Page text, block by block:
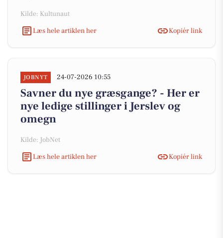
Kilde: Kultunaut
Læs hele artiklen her
Kopiér link
JOBNYT 24-07-2026 10:55
Savner du nye græsgange? - Her er
nye ledige stillinger i Jerslev og
omegn
Kilde: JobNet
Læs hele artiklen her
Kopiér link